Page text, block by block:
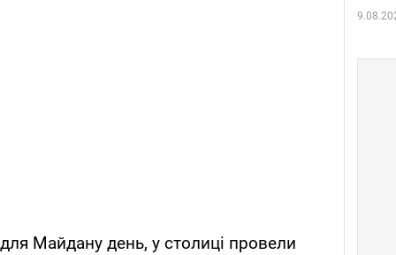
Майдану день, у столиці провели